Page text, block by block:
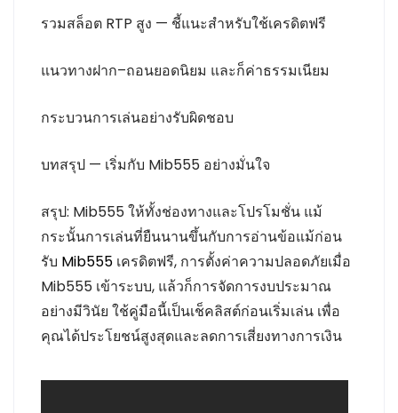
รวมสล็อต RTP สูง — ชี้แนะสำหรับใช้เครดิตฟรี
แนวทางฝาก–ถอนยอดนิยม และก็ค่าธรรมเนียม
กระบวนการเล่นอย่างรับผิดชอบ
บทสรุป — เริ่มกับ Mib555 อย่างมั่นใจ
สรุป: Mib555 ให้ทั้งช่องทางและโปรโมชั่น แม้
กระนั้นการเล่นที่ยืนนานขึ้นกับการอ่านข้อแม้ก่อน
รับ Mib555 เครดิตฟรี, การตั้งค่าความปลอดภัยเมื่อ
Mib555 เข้าระบบ, แล้วก็การจัดการงบประมาณ
อย่างมีวินัย ใช้คู่มือนี้เป็นเช็คลิสต์ก่อนเริ่มเล่น เพื่อ
คุณได้ประโยชน์สูงสุดและลดการเสี่ยงทางการเงิน